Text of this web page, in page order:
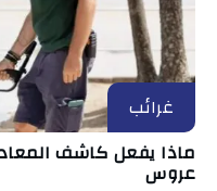
غرائب
ماذا يفعل كاشف
عروس